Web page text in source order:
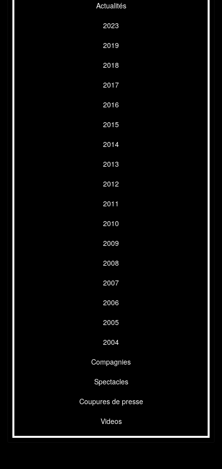
Actualités
2023
2019
2018
2017
2016
2015
2014
2013
2012
2011
2010
2009
2008
2007
2006
2005
2004
Compagnies
Spectacles
Coupures de presse
Videos